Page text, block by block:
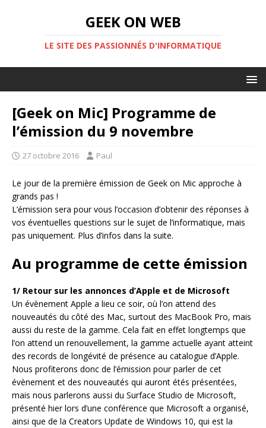
GEEK ON WEB
LE SITE DES PASSIONNÉS D'INFORMATIQUE
[Geek on Mic] Programme de
l’émission du 9 novembre
27 octobre 2016 Paul
Le jour de la première émission de Geek on Mic approche à
grands pas !
L’émission sera pour vous l’occasion d’obtenir des réponses à
vos éventuelles questions sur le sujet de l’informatique, mais
pas uniquement. Plus d’infos dans la suite.
Au programme de cette émission
1/ Retour sur les annonces d’Apple et de Microsoft
Un évènement Apple a lieu ce soir, où l’on attend des
nouveautés du côté des Mac, surtout des MacBook Pro, mais
aussi du reste de la gamme. Cela fait en effet longtemps que
l’on attend un renouvellement, la gamme actuelle ayant atteint
des records de longévité de présence au catalogue d’Apple.
Nous profiterons donc de l’émission pour parler de cet
évènement et des nouveautés qui auront étés présentées,
mais nous parlerons aussi du Surface Studio de Microsoft,
présenté hier lors d’une conférence que Microsoft a organisé,
ainsi que de la Creators Update de Windows 10, qui est la